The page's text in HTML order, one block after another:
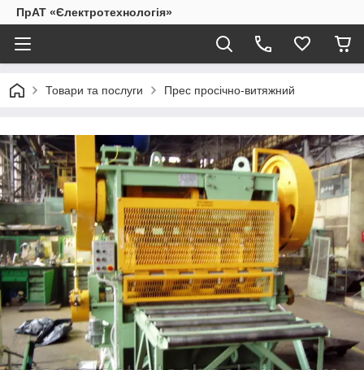
ПрАТ «Єлектротехнологія»
Товари та послуги Прес просічно-витяжний